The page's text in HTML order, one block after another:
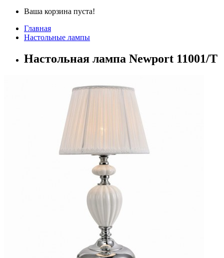
Ваша корзина пуста!
Главная
Настольные лампы
Настольная лампа Newport 11001/T